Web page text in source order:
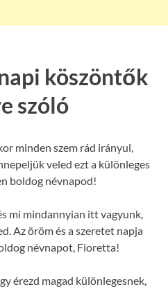
köszöntők
szóló
minden szem rád irányul,
veled ezt a különleges
boldog névnapod!
mi mindannyian itt vagyunk,
Az öröm és a szeretet napja
névnapot, Fioretta!
érezd magad különlegesnek,